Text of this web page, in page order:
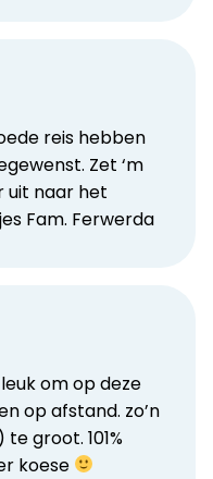
reis hebben
Zet ‘m
uit naar het
Fam. Ferwerda
om op deze
op afstand. zo’n
groot. 101%
koese